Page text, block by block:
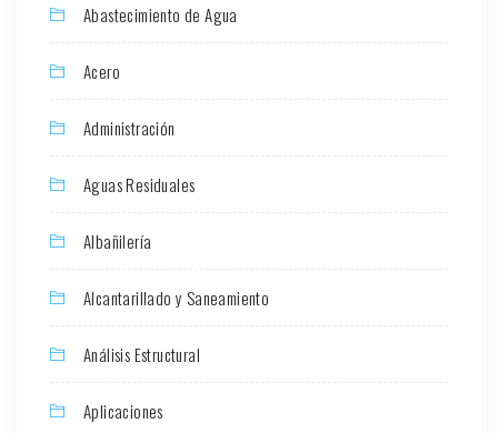
Abastecimiento de Agua
Acero
Administración
Aguas Residuales
Albañilería
Alcantarillado y Saneamiento
Análisis Estructural
Aplicaciones